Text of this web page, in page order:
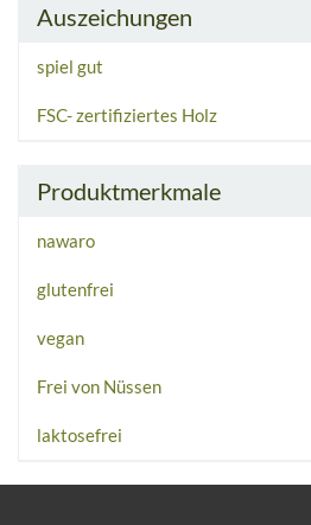
Auszeichungen
spiel gut
FSC- zertifiziertes Holz
Produktmerkmale
nawaro
glutenfrei
vegan
Frei von Nüssen
laktosefrei